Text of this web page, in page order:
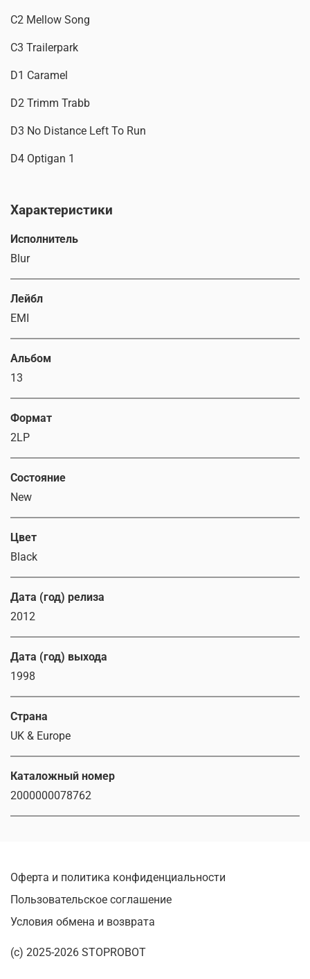
C2 Mellow Song
C3 Trailerpark
D1 Caramel
D2 Trimm Trabb
D3 No Distance Left To Run
D4 Optigan 1
Характеристики
Исполнитель
Blur
Лейбл
EMI
Альбом
13
Формат
2LP
Состояние
New
Цвет
Black
Дата (год) релиза
2012
Дата (год) выхода
1998
Страна
UK & Europe
Каталожный номер
2000000078762
Оферта и политика конфиденциальности
Пользовательское соглашение
Условия обмена и возврата
(c) 2025-2026 STOPROBOT